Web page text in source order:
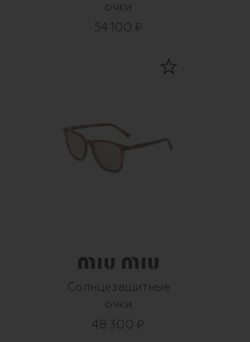
очки
54 100 ₽
Солнцезащитные
очки
48 300 ₽